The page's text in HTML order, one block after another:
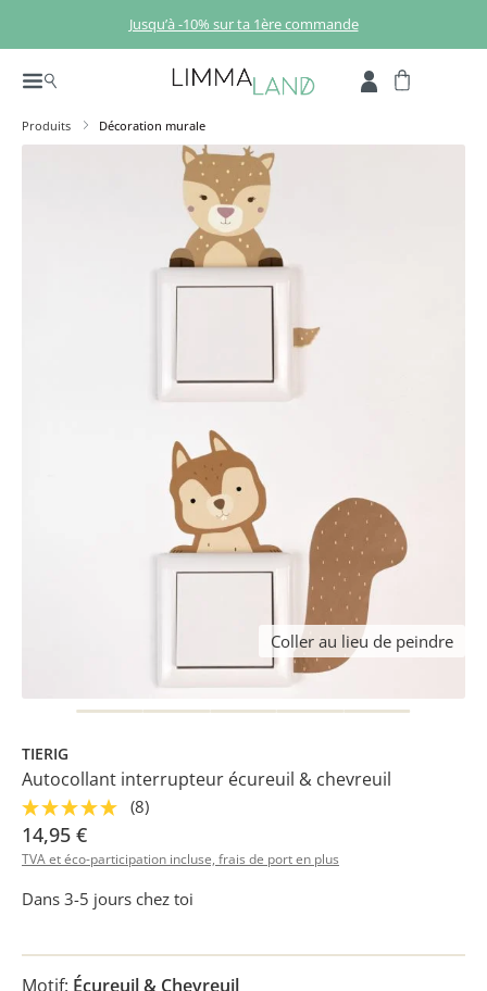
Passer au contenu principalJusqu’à -10% sur ta 1ère commande
Produits Décoration murale
Coller au lieu de peindre
TIERIG
Autocollant interrupteur écureuil & chevreuil
(8)
14,95 €
TVA et éco-participation incluse, frais de port en plus
Dans 3-5 jours chez toi
Motif: Écureuil & Chevreuil